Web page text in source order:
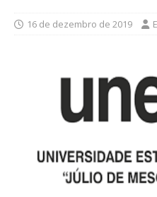
16 de dezembro de 2019